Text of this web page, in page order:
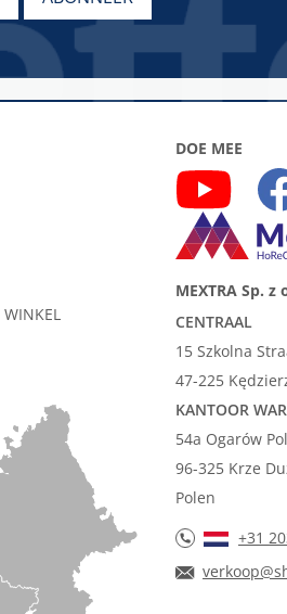
DOE MEE
MEXTRA Sp. z
CENTRAAL
15 Szkolna
47-225
KANTOOR
54a Ogarów
96-325 Krze
Polen
+31